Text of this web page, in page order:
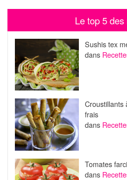
Le top 5
Sushis tex
dans
Croustillants
frais
dans
Tomates
dans